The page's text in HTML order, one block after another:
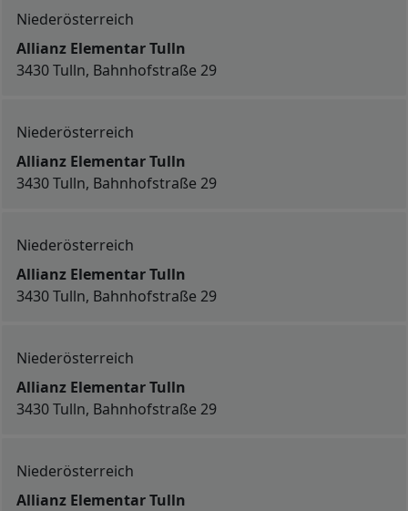
Niederösterreich
Allianz Elementar Tulln
3430 Tulln, Bahnhofstraße 29
Niederösterreich
Allianz Elementar Tulln
3430 Tulln, Bahnhofstraße 29
Niederösterreich
Allianz Elementar Tulln
3430 Tulln, Bahnhofstraße 29
Niederösterreich
Allianz Elementar Tulln
3430 Tulln, Bahnhofstraße 29
Niederösterreich
Allianz Elementar Tulln